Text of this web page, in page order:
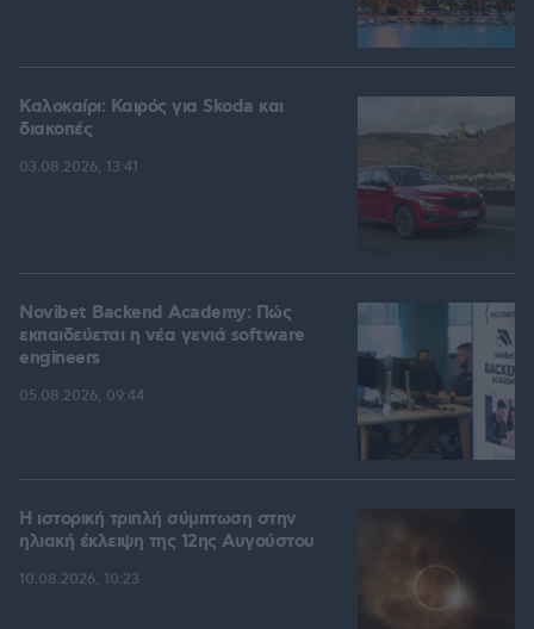
Καλοκαίρι: Καιρός για Skoda και
διακοπές
03.08.2026, 13:41
Novibet Backend Academy: Πώς
εκπαιδεύεται η νέα γενιά software
engineers
05.08.2026, 09:44
Η ιστορική τριπλή σύμπτωση στην
ηλιακή έκλειψη της 12ης Αυγούστου
10.08.2026, 10:23